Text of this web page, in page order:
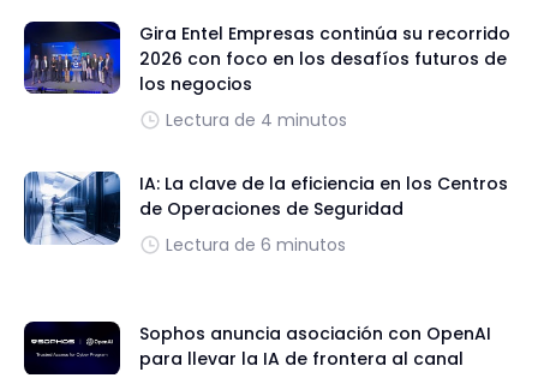
Gira Entel Empresas continúa su recorrido
2026 con foco en los desafíos futuros de
los negocios
Lectura de 4 minutos
IA: La clave de la eficiencia en los Centros
de Operaciones de Seguridad
Lectura de 6 minutos
Sophos anuncia asociación con OpenAI
para llevar la IA de frontera al canal